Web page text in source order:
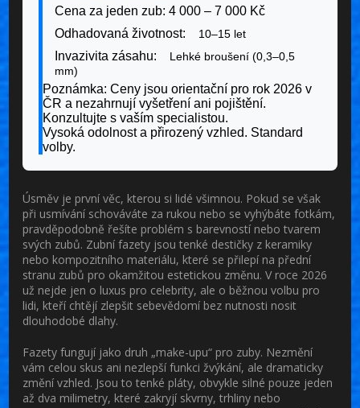
Cena za jeden zub:4 000 – 7 000 Kč
Odhadovaná životnost:
10–15 let
Invazivita zásahu:
Lehké broušení (0,3–0,5
mm)
Poznámka: Ceny jsou orientační pro rok 2026 v
ČR a nezahrnují vyšetření ani pojištění.
Konzultujte s vaším specialistou.
Vysoká odolnost a přirozený vzhled. Standard
volby.
Úsměv je první věc, kterou si lidé všimnou. Pokud se však
při usmívání schováváte za rukou nebo se vyhýbáte fotkám,
pravděpodobně řešíte problém s barevností nebo tvarem
svých zubů. Zubní fazety jsoutenké destičky z keramiky
nebo kompozitního materiálu, které se přilepí na přední
stranu zubů pro okamžitou estetickou změnu. V roce 2026
už nejde jen o luxus pro celebrity, ale o běžnou volbu pro
lidi, kteří chtějí zlepšit sebevědomí bez nutnosti nosit
dlouhodobé dlahy.
Fazety fungují jako druh „make-upu“ pro zuby. Nezmění
vám celou skus ani nezlepší funkci žvýkání, ale dramaticky
změní vzhled. Jsou to tenké pláty, obvykle silné pouze jeden
až dva milimetry, které zakryjí skvrny, trhliny nebo